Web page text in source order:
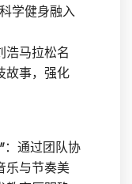
学健身融入
浩马拉松名
故事，强化
：通过团队协
乐与节奏美